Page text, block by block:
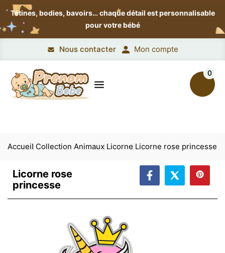
Tétines, bodies, bavoirs…chaque détail est personnalisable
pour votre bébé
Nous contacter Mon compte
0
Accueil Collection Animaux Licorne Licorne rose princesse
Licorne rose
princesse